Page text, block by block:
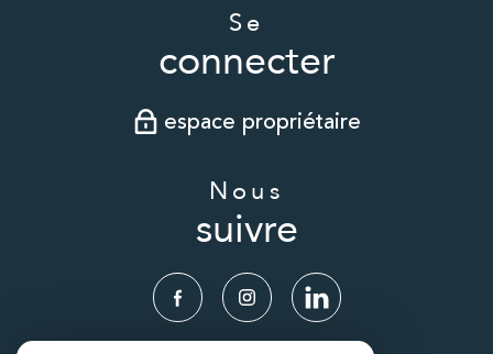
Se
connecter
espace propriétaire
Nous
suivre